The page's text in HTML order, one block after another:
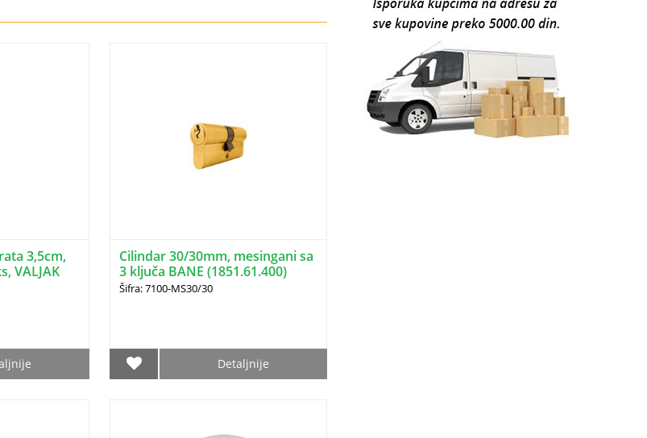
3,5cm,
VALJAK
Cilindar 30/30mm, mesingani sa
3 ključa BANE (1851.61.400)
Šifra: 7100-MS30/30
Detaljnije